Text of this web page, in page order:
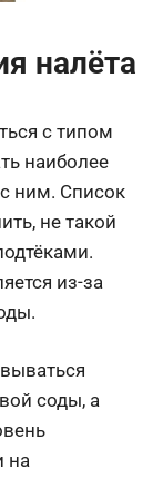
налёта
с типом
наиболее
ним. Список
не такой
из-за
соды, а
на